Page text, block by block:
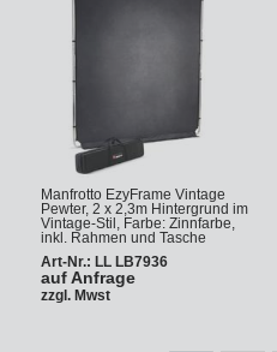
Manfrotto EzyFrame Vintage
Pewter, 2 x 2,3m Hintergrund im
Vintage-Stil, Farbe: Zinnfarbe,
inkl. Rahmen und Tasche
Art-Nr.: LL LB7936
auf Anfrage
zzgl. Mwst